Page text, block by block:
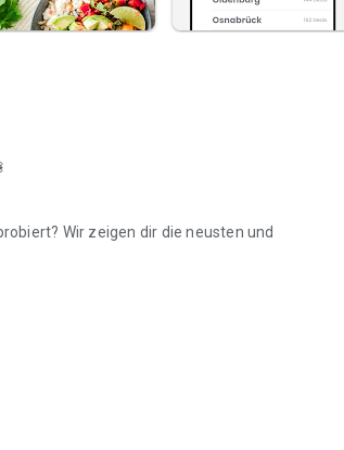
Wir zeigen dir die neusten und
zum Hauptgericht auf’s Haus oder andere
welche Restaurants in deiner Umgebung sind